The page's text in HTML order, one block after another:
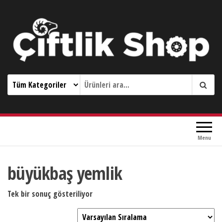
Çiftlik Shop 0533 644 3989
Menu
büyükbaş yemlik
Tek bir sonuç gösteriliyor